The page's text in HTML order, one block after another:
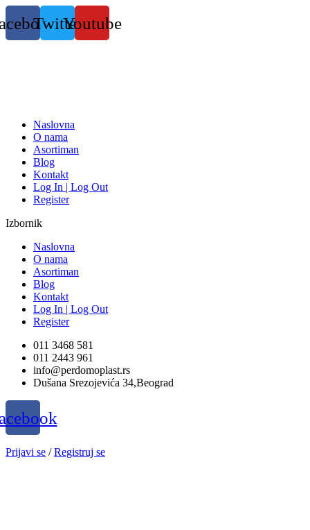
Skočite
na
sadržaj
TwitterYoutube
Naslovna
O nama
Asortiman
Blog
Kontakt
Log In | Log Out
Register
Izbornik
Naslovna
O nama
Asortiman
Blog
Kontakt
Log In | Log Out
Register
011 3468 581
011 2443 961
info@perdomoplast.rs
Dušana Srezojevića 34,Beograd
Prijavi se /Registruj se